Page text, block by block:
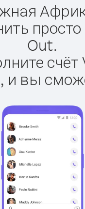
Out.
счёт
и вы